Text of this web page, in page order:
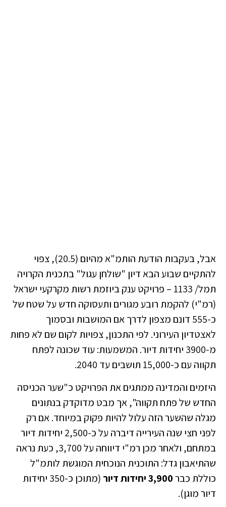
אבל, בעקבות הודעת הותמ"א מהיום (20.5), צפוי
להתקיים שבוע הבא דיון "שולחן עגול" בתכנית הקרויה
תמל/ 1133 – פרויקט ענק ביוזמת רשות מקרקעי ישראל
(רמ"י) להקמת רובע מגורים ותעסוקה חדש על שטח של
כ-555 דונם מצפון לדרך אם המושבות ובסמוך
לאצטדיון העירוני. לפי התכנון, צפויות לקום שם לא פחות
מ-3900 יחידות דיור. המשמעות: עוד שכונה לפתח
תקווה עם כ-15,000 תושבים עד 2040.
היזמים והמדינה ממתגים את הפרויקט כ"שער הכניסה
החדש של פתח תקווה", אך מבט מדוקדק בנתונים
מגלה שהשער הזה עלול להיות פקוק במיוחד. אם רק
לפני חצי שנה העירייה דיברה על כ-2,500 יחידות דיור
במתחם, ולאחר מכן רמ"י דיווחה על 3,700, כעת נראה
שהתיאבון גדל: התוכנית הנוכחית המוגשת לותמ"ל
כוללת כבר3,900 יחידות דיור
(מתוכן כ-350 יחידות
דיור מוגן).